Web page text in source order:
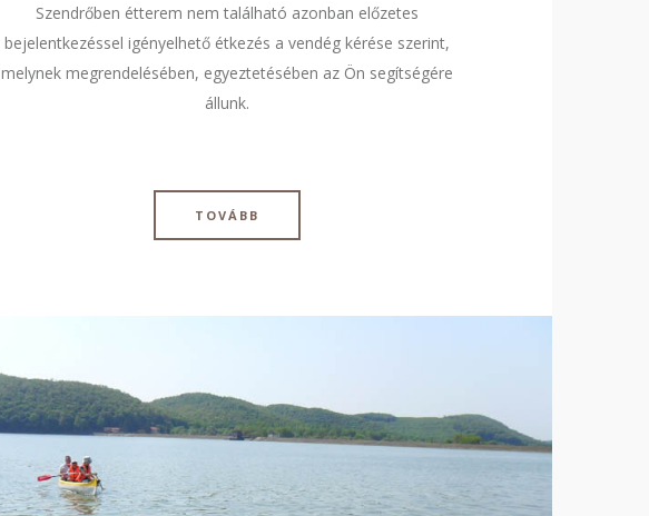
Szendrőben étterem nem található azonban előzetes
bejelentkezéssel igényelhető étkezés a vendég kérése szerint,
melynek megrendelésében, egyeztetésében az Ön segítségére
állunk.
TOVÁBB